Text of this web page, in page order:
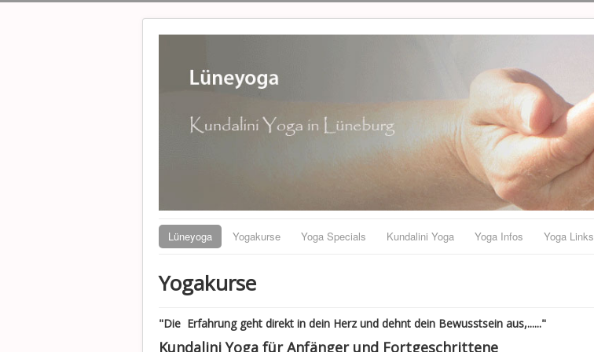
Lüneyoga Yogakurse Yoga Specials Kundalini Yoga Yoga Infos Yoga Links
Yogakurse
"Die Erfahrung geht direkt in dein Herz und dehnt dein Bewusstsein aus,......"
Kundalini Yoga für Anfänger und Fortgeschrittene